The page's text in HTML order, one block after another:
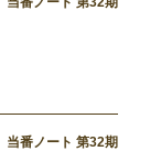
当番ノート 第32期